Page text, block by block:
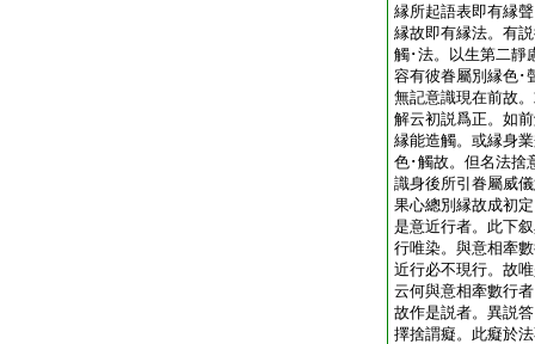
縁所起語表即有縁
縁故即有縁法。有
觸･法。以生第二靜
容有彼眷屬別縁色･
無記意識現在前故
解云初説爲正。如
縁能造觸。或縁身
色･觸故。但名法捨
識身後所引眷屬威
果心總別縁故成
是意近行者。此下
行唯染。與意相牽
近行必不現行。故
云何與意相牽數
故作是説者。異
擇捨謂癡。此癡於